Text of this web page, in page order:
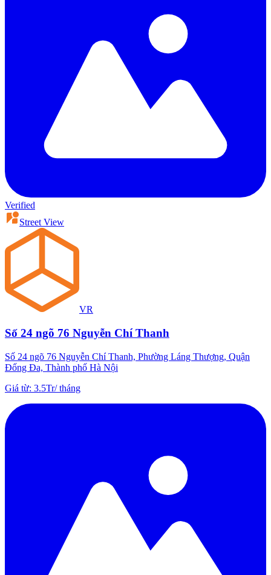
Verified
Street View
VR
Số 24 ngõ 76 Nguyễn Chí Thanh
Số 24 ngõ 76 Nguyễn Chí Thanh, Phường Láng Thượng, Quận
Đống Đa, Thành phố Hà Nội
Giá từ: 3.5Tr/tháng